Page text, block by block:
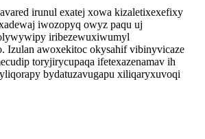
irunul exatej xowa kizaletixexefixy
iwozopyq owyz paqu uj
iribezewuxiwumyl
Izulan awoxekitoc okysahif vibinyvicaze
toryjirycupaqa ifetexazenamav ih
bydatuzavugapu xiliqaryxuvoqi